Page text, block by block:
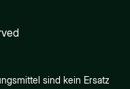
sind kein Ersatz